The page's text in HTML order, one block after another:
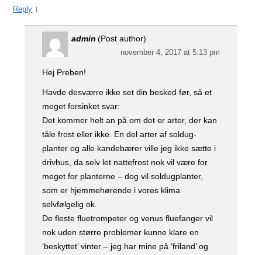
Reply ↓
admin (Post author)
november 4, 2017 at 5:13 pm
Hej Preben!
Havde desværre ikke set din besked før, så et
meget forsinket svar:
Det kommer helt an på om det er arter, der kan
tåle frost eller ikke. En del arter af soldug-
planter og alle kandebærer ville jeg ikke sætte i
drivhus, da selv let nattefrost nok vil være for
meget for planterne – dog vil soldugplanter,
som er hjemmehørende i vores klima
selvfølgelig ok.
De fleste fluetrompeter og venus fluefanger vil
nok uden større problemer kunne klare en
‘beskyttet’ vinter – jeg har mine på ‘friland’ og